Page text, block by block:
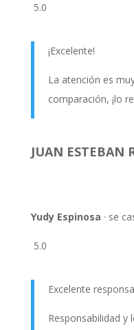
5.0
¡Excelente!
La atención es
comparación, ¡lo
JUAN ESTEBAN
Yudy Espinosa · se
5.0
Excelente
Responsabilidad